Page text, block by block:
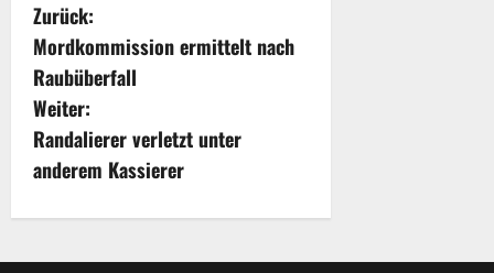
Zurück:
Mordkommission ermittelt nach
Raubüberfall
Weiter:
Randalierer verletzt unter
anderem Kassierer